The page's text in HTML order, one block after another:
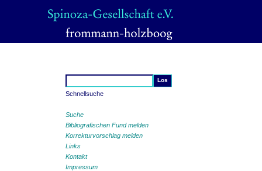
Schnellsuche
Suche
Bibliografischen Fund melden
Korrekturvorschlag melden
Links
Kontakt
Impressum